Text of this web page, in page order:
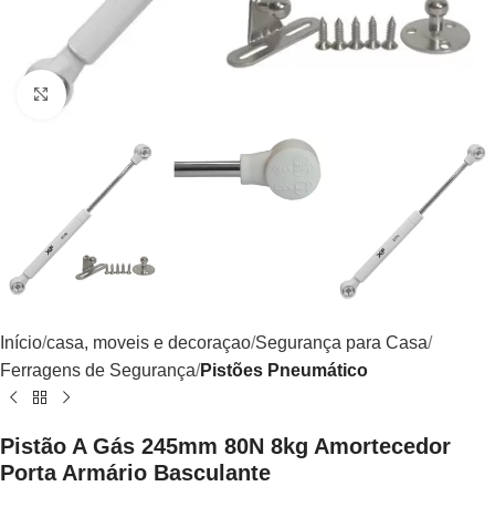
Clique para ampliar
Início casa, moveis e decoraçao Segurança para Casa
Ferragens de Segurança Pistões Pneumático
Pistão A Gás 245mm 80N 8kg Amortecedor
Porta Armário Basculante